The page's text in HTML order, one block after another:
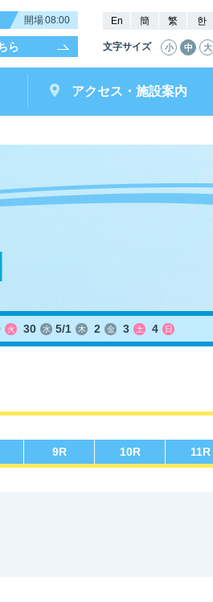
開場08:00
ら
En 簡 繁 한
文字サイズ 小 中 大
アクセス・施設案内
ートレースチケットショップ
火 30 水 5/1 木 2 金 3 土 4 日
9R 10R 11R